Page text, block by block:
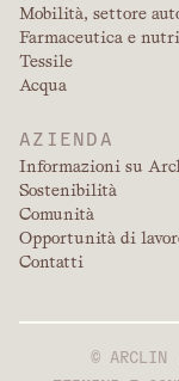
Mobilità, settore
Farmaceutica e
Tessile
Acqua
AZIENDA
Informazioni su
Sostenibilità
Comunità
Opportunità di
Contatti
©